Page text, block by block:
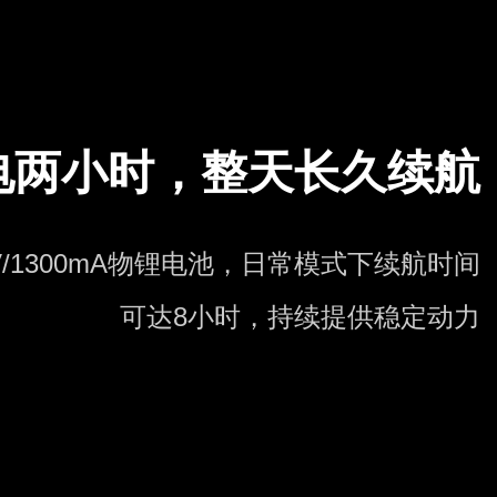
两小时，整天长久续航
1300mA物锂电池，日常模式下续航时间
可达8小时，持续提供稳定动力